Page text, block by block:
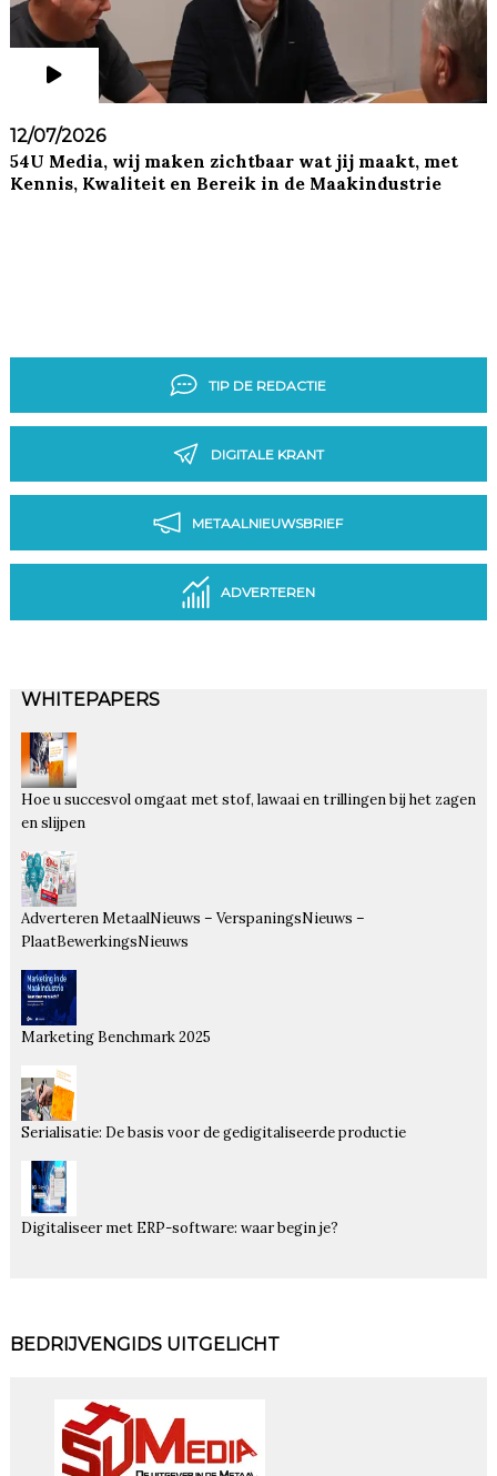
12/07/2026
54U Media, wij maken zichtbaar wat jij maakt, met
Kennis, Kwaliteit en Bereik in de Maakindustrie
TIP DE REDACTIE
DIGITALE KRANT
METAALNIEUWSBRIEF
ADVERTEREN
WHITEPAPERS
Hoe u succesvol omgaat met stof, lawaai en trillingen bij het zagen
en slijpen
Adverteren MetaalNieuws – VerspaningsNieuws –
PlaatBewerkingsNieuws
Marketing Benchmark 2025
Serialisatie: De basis voor de gedigitaliseerde productie
Digitaliseer met ERP-software: waar begin je?
BEDRIJVENGIDS UITGELICHT